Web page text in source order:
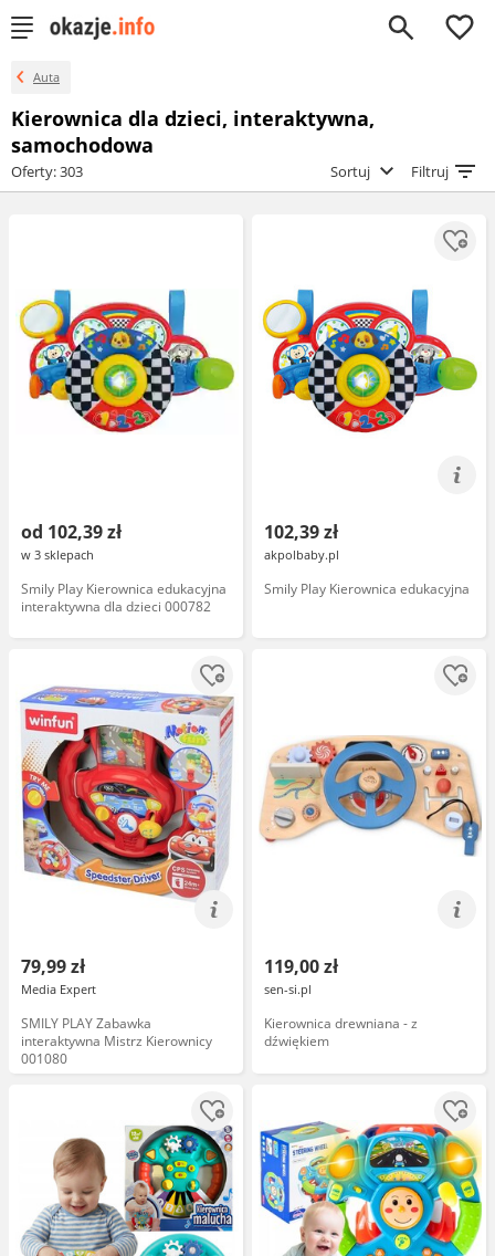
0
Auta
Kierownica dla dzieci, interaktywna,
samochodowa
Oferty: 303 Sortuj Filtruj
od 102,39 zł
w 3 sklepach
Smily Play Kierownica edukacyjna
interaktywna dla dzieci 000782
102,39 zł
akpolbaby.pl
Smily Play Kierownica edukacyjna
79,99 zł
Media Expert
SMILY PLAY Zabawka
interaktywna Mistrz Kierownicy
001080
119,00 zł
sen-si.pl
Kierownica drewniana - z
dźwiękiem